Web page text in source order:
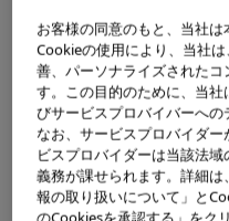
オリンパスが今回開発しサ
撮影された商品・人物など
く、カメラ付き携帯電話を
取り、予め指定された動作
をさせるものです。
現在オリンパスはこの技術
慶應義塾大学・稲蔭研究室
び、リアライズ・モバイル
お客様の同意のもと、当社は
Cookieの使用により、当社
善、パーソナライズされた
す。この目的のために、当
びサービスプロバイバーへの
なお、サービスプロバイダ
ビスプロバイダーは当該法
義務が課せられます。詳細
報の取り扱いについて」と